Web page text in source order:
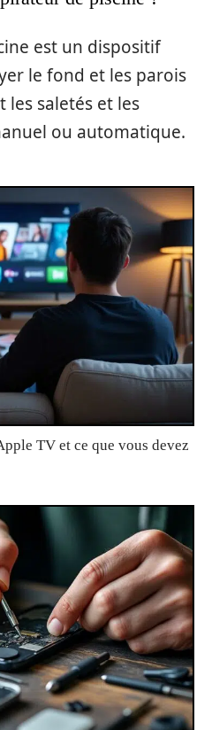
est un dispositif
le fond et les parois
les saletés et les
ou automatique.
TV et ce que vous devez